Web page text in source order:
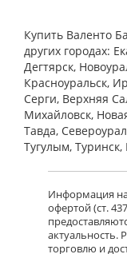
Купить Валенто
других городах:
Дегтярск,
Красноуральск,
Cерги, Верхняя
Михайловск,
Тавда,
Тугулым,
Информация на
офертой (ст.
актуальность.
торговлю и